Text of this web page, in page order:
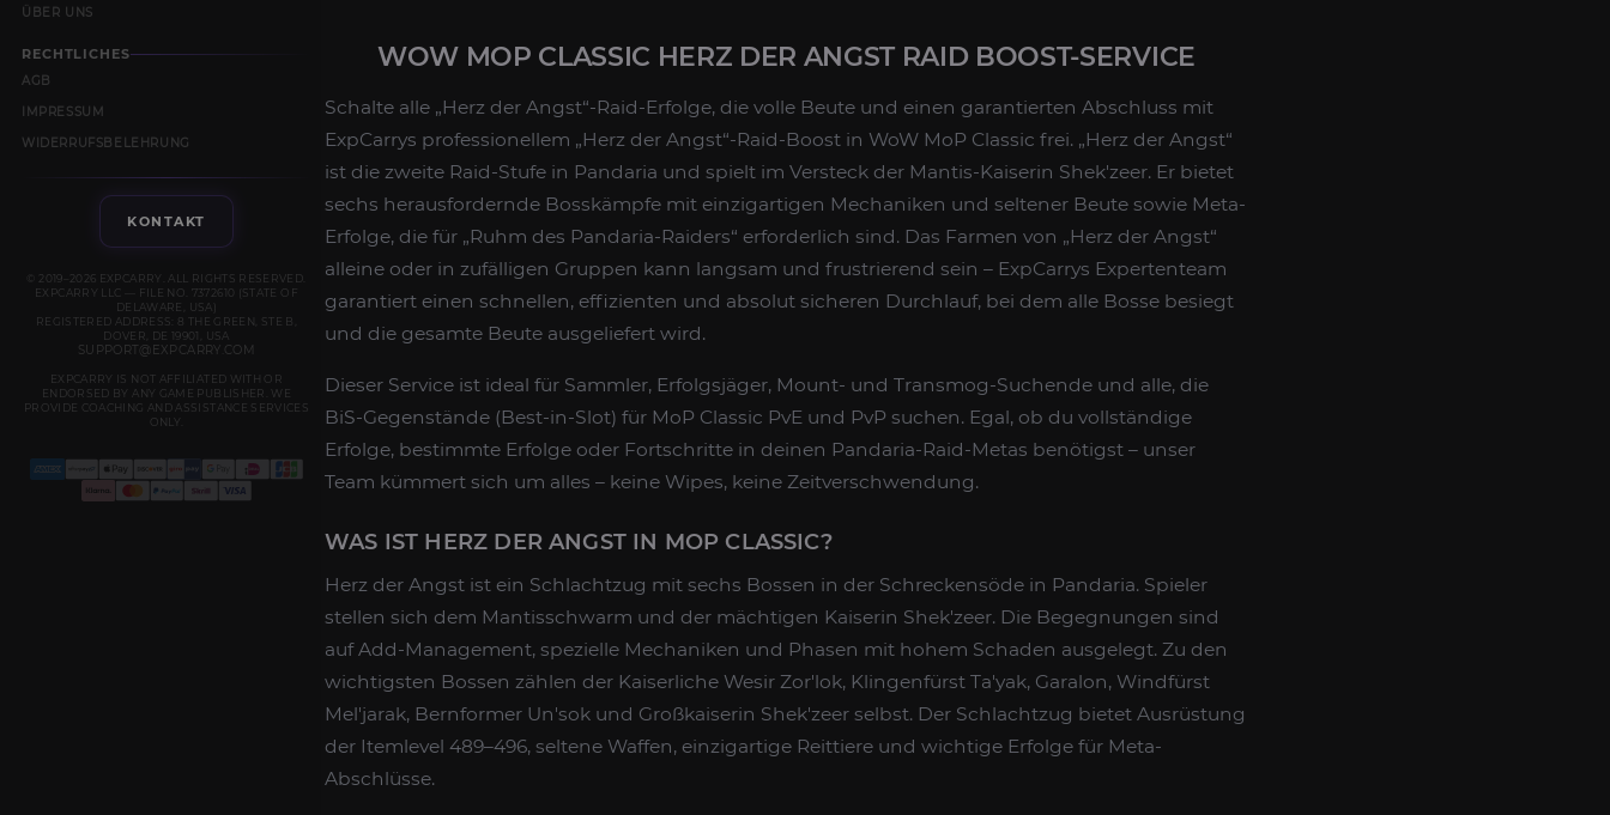
ÜBER UNS
RECHTLICHES
AGB
IMPRESSUM
WIDERRUFSBELEHRUNG
KONTAKT
© 2019–2026 EXPCARRY. ALL RIGHTS RESERVED.
EXPCARRY LLC — FILE NO. 7372610 (STATE OF
DELAWARE, USA)
REGISTERED ADDRESS: 8 THE GREEN, STE B,
DOVER, DE 19901, USA
SUPPORT@EXPCARRY.COM
EXPCARRY IS NOT AFFILIATED WITH OR
ENDORSED BY ANY GAME PUBLISHER. WE
PROVIDE COACHING AND ASSISTANCE SERVICES
ONLY.
WOW MOP CLASSIC HERZ DER ANGST RAID BOOST-SERVICE
Schalte alle „Herz der Angst“-Raid-Erfolge, die volle Beute und einen garantierten Abschluss mit
ExpCarrys professionellem „Herz der Angst“-Raid-Boost in WoW MoP Classic frei. „Herz der Angst“
ist die zweite Raid-Stufe in Pandaria und spielt im Versteck der Mantis-Kaiserin Shek'zeer. Er bietet
sechs herausfordernde Bosskämpfe mit einzigartigen Mechaniken und seltener Beute sowie Meta-
Erfolge, die für „Ruhm des Pandaria-Raiders“ erforderlich sind. Das Farmen von „Herz der Angst“
alleine oder in zufälligen Gruppen kann langsam und frustrierend sein – ExpCarrys Expertenteam
garantiert einen schnellen, effizienten und absolut sicheren Durchlauf, bei dem alle Bosse besiegt
und die gesamte Beute ausgeliefert wird.
Dieser Service ist ideal für Sammler, Erfolgsjäger, Mount- und Transmog-Suchende und alle, die
BiS-Gegenstände (Best-in-Slot) für MoP Classic PvE und PvP suchen. Egal, ob du vollständige
Erfolge, bestimmte Erfolge oder Fortschritte in deinen Pandaria-Raid-Metas benötigst – unser
Team kümmert sich um alles – keine Wipes, keine Zeitverschwendung.
WAS IST HERZ DER ANGST IN MOP CLASSIC?
Herz der Angst ist ein Schlachtzug mit sechs Bossen in der Schreckensöde in Pandaria. Spieler
stellen sich dem Mantisschwarm und der mächtigen Kaiserin Shek'zeer. Die Begegnungen sind
auf Add-Management, spezielle Mechaniken und Phasen mit hohem Schaden ausgelegt. Zu den
wichtigsten Bossen zählen der Kaiserliche Wesir Zor'lok, Klingenfürst Ta'yak, Garalon, Windfürst
Mel'jarak, Bernformer Un'sok und Großkaiserin Shek'zeer selbst. Der Schlachtzug bietet Ausrüstung
der Itemlevel 489–496, seltene Waffen, einzigartige Reittiere und wichtige Erfolge für Meta-
Abschlüsse.